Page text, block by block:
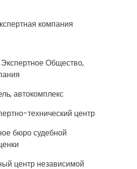
компания
Общество,
автокомплекс
технический центр
бюро судебной
центр независимой